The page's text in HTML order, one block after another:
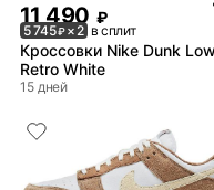
11 490 ₽
5 745₽× 2 в сплит
Кроссовки Nike Dunk Low
Retro White
15 дней